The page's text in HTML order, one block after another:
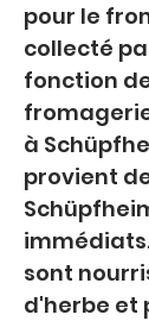
pour le
collecté
fonction
à
provient
sont
d'herbe et